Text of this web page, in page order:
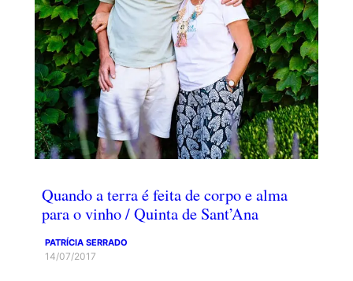
Quando a terra é feita de corpo e alma
para o vinho / Quinta de Sant’Ana
PATRÍCIA SERRADO
14/07/2017